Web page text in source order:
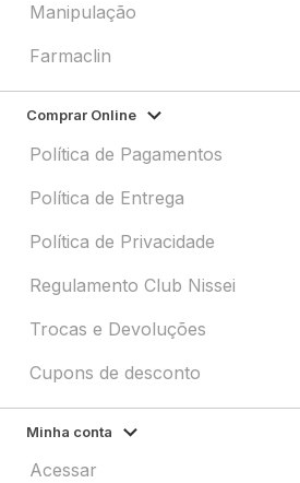
Manipulação
Farmaclin
Comprar Online
Política de Pagamentos
Política de Entrega
Política de Privacidade
Regulamento Club Nissei
Trocas e Devoluções
Cupons de desconto
Minha conta
Acessar